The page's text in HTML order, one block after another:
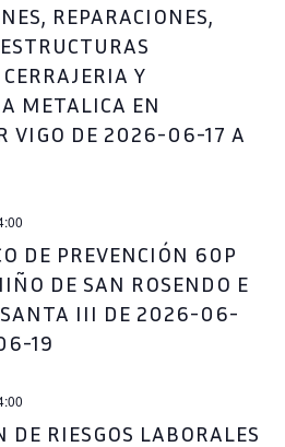
REPARACIONES,
Y
METALICA EN
VIGO DE 2026-06-17 A
DE PREVENCIÓN 60P
DE SAN ROSENDO E
III DE 2026-06-
19
DE RIESGOS LABORALES